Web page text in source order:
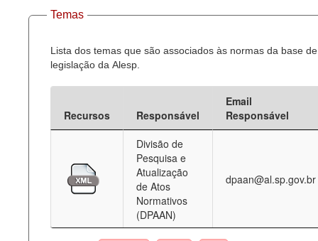
Temas
Lista dos temas que são associados às normas da base de
legislação da Alesp.
Recursos Responsável
Email
Responsável
Divisão de
Pesquisa e
Atualização
de Atos
Normativos
(DPAAN)
dpaan@al.sp.gov.br